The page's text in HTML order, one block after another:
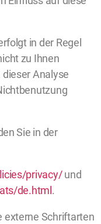
in der Regel
zu Ihnen
Analyse
Sie in der
privacy/und
de.html.
externe Schriftarten